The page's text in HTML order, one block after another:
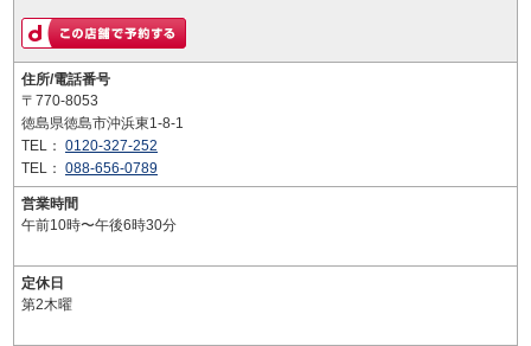
住所/電話番号
〒770-8053
徳島県徳島市沖浜東1-8-1
TEL： 0120-327-252
TEL： 088-656-0789
営業時間
午前10時〜午後6時30分
定休日
第2木曜